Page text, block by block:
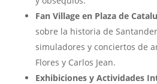
Fan Village en Plaza de
sobre la historia de
simuladores y conciertos de
Flores y Carlos Jean.
Exhibiciones y Actividades